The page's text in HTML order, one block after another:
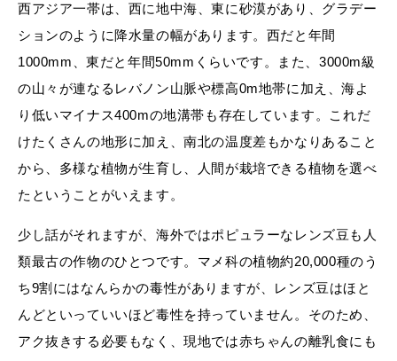
西アジア一帯は、西に地中海、東に砂漠があり、グラデー
ションのように降水量の幅があります。西だと年間
1000mm、東だと年間50mmくらいです。また、3000m級
の山々が連なるレバノン山脈や標高0m地帯に加え、海よ
り低いマイナス400mの地溝帯も存在しています。これだ
けたくさんの地形に加え、南北の温度差もかなりあること
から、多様な植物が生育し、人間が栽培できる植物を選べ
たということがいえます。
少し話がそれますが、海外ではポピュラーなレンズ豆も人
類最古の作物のひとつです。マメ科の植物約20,000種のう
ち9割にはなんらかの毒性がありますが、レンズ豆はほと
んどといっていいほど毒性を持っていません。そのため、
アク抜きする必要もなく、現地では赤ちゃんの離乳食にも